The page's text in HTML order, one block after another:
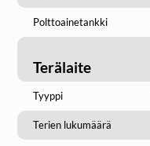
Polttoainetankki
Terälaite
Tyyppi
Terien lukumäärä